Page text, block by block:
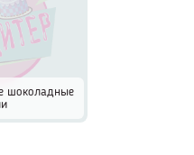
шоколадные